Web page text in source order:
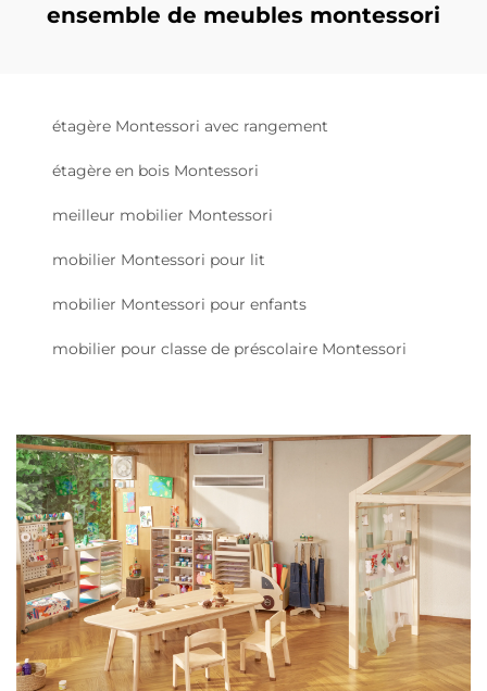
ensemble de meubles montessori
étagère Montessori avec rangement
étagère en bois Montessori
meilleur mobilier Montessori
mobilier Montessori pour lit
mobilier Montessori pour enfants
mobilier pour classe de préscolaire Montessori